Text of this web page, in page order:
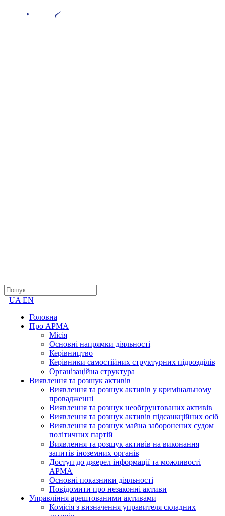
UA EN
Головна
Про АРМА
Місія
Основні напрямки діяльності
Керівництво
Керівники самостійних структурних підрозділів
Організаційна структура
Виявлення та розшук активів
Виявлення та розшук активів у кримінальному
провадженні
Виявлення та розшук необґрунтованих активів
Виявлення та розшук активів підсанкційних осіб
Виявлення та розшук майна заборонених судом
політичних партій
Виявлення та розшук активів на виконання
запитів іноземних органів
Доступ до джерел інформації та можливості
АРМА
Основні показники діяльності
Повідомити про незаконні активи
Управління арештованими активами
Комісія з визначення управителя складних